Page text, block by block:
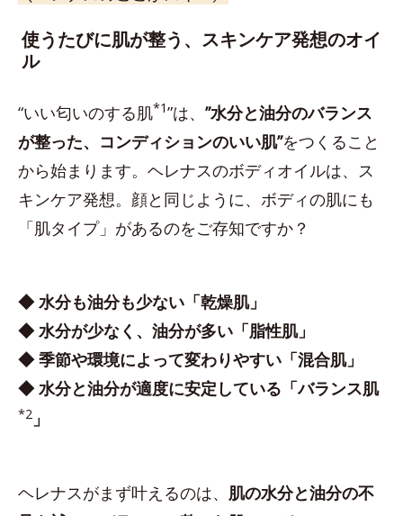
使うたびに肌が整う、スキンケア発想のオイ
ル
“いい匂いのする肌*1”は、 ”水分と油分のバランス
が整った、コンディションのいい肌”をつくること
から始まります。ヘレナスのボディオイルは、ス
キンケア発想。顔と同じように、ボディの肌にも
「肌タイプ」があるのをご存知ですか？
◆ 水分も油分も少ない「乾燥肌」
◆ 水分が少なく、油分が多い「脂性肌」
◆ 季節や環境によって変わりやすい「混合肌」
◆ 水分と油分が適度に安定している「バランス肌
*2 」
ヘレナスがまず叶えるのは、 肌の水分と油分の不